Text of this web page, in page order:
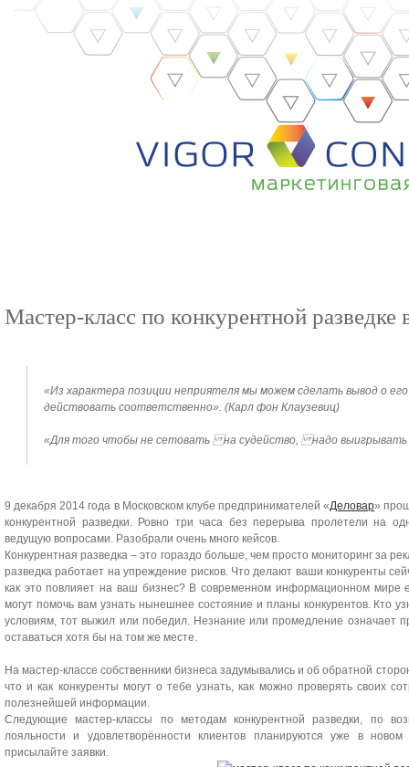
Мастер-класс по конкурентной разведке
«Из характера позиции неприятеля мы можем сделать вывод о
действовать соответственно». (Карл фон Клаузевиц)
«Для того чтобы не сетовать на судейство, надо выигрывать
9 декабря 2014 года в Московском клубе предпринимателей «Деловар»
конкурентной разведки. Ровно три часа без перерыва пролетели на
ведущую вопросами. Разобрали очень много кейсов.
Конкурентная разведка – это гораздо больше, чем просто мониторинг за
разведка работает на упреждение рисков. Что делают ваши конкуренты
как это повлияет на ваш бизнес? В современном информационном мире
могут помочь вам узнать нынешнее состояние и планы конкурентов. Кто
условиям, тот выжил или победил. Незнание или промедление означает
оставаться хотя бы на том же месте.
На мастер-классе собственники бизнеса задумывались и об обратной
что и как конкуренты могут о тебе узнать, как можно проверять своих
полезнейшей информации.
Следующие мастер-классы по методам конкурентной разведки, по
лояльности и удовлетворённости клиентов планируются уже в
присылайте заявки.